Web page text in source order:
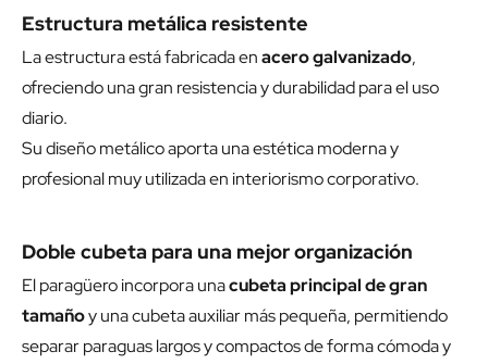
Estructura metálica resistente
La estructura está fabricada enacero galvanizado,
ofreciendo una gran resistencia y durabilidad para el uso
diario.
Su diseño metálico aporta una estética moderna y
profesional muy utilizada en interiorismo corporativo.
Doble cubeta para una mejor organización
El paragüero incorpora unacubeta principal de gran
tamañoy una cubeta auxiliar más pequeña, permitiendo
separar paraguas largos y compactos de forma cómoda y